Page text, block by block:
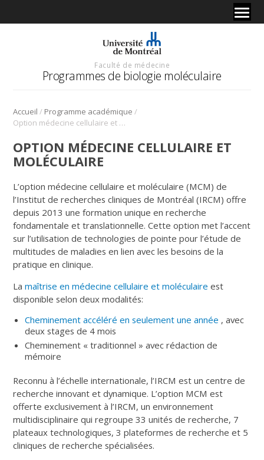
Faculté de médecine
Programmes de biologie moléculaire
Accueil / Programme académique /
Option médecine cellulaire et moléculaire
OPTION MÉDECINE CELLULAIRE ET
MOLÉCULAIRE
L’option médecine cellulaire et moléculaire (MCM) de
l’Institut de recherches cliniques de Montréal (IRCM) offre
depuis 2013 une formation unique en recherche
fondamentale et translationnelle. Cette option met l’accent
sur l’utilisation de technologies de pointe pour l’étude de
multitudes de maladies en lien avec les besoins de la
pratique en clinique.
Lamaîtrise en médecine cellulaire et moléculaire est
disponible selon deux modalités:
Cheminement accéléré en seulement une année , avec
deux stages de 4 mois
Cheminement « traditionnel » avec rédaction de
mémoire
Reconnu à l’échelle internationale, l’IRCM est un centre de
recherche innovant et dynamique. L’option MCM est
offerte exclusivement à l’IRCM, un environnement
multidisciplinaire qui regroupe 33 unités de recherche, 7
plateaux technologiques, 3 plateformes de recherche et 5
cliniques de recherche spécialisées.